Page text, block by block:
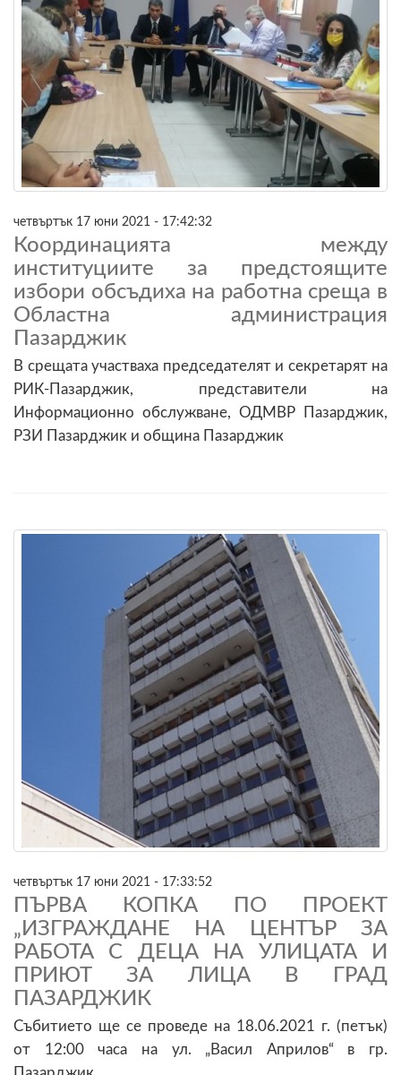
четвъртък 17 юни 2021 - 17:42:32
Координацията между
институциите за предстоящите
избори обсъдиха на работна среща в
Областна администрация
Пазарджик
В срещата участваха председателят и секретарят на
РИК-Пазарджик, представители на
Информационно обслужване, ОДМВР Пазарджик,
РЗИ Пазарджик и община Пазарджик
четвъртък 17 юни 2021 - 17:33:52
ПЪРВА КОПКА ПО ПРОЕКТ
„ИЗГРАЖДАНЕ НА ЦЕНТЪР ЗА
РАБОТА С ДЕЦА НА УЛИЦАТА И
ПРИЮТ ЗА ЛИЦА В ГРАД
ПАЗАРДЖИК
Събитието ще се проведе на 18.06.2021 г. (петък)
от 12:00 часа на ул. „Васил Априлов“ в гр.